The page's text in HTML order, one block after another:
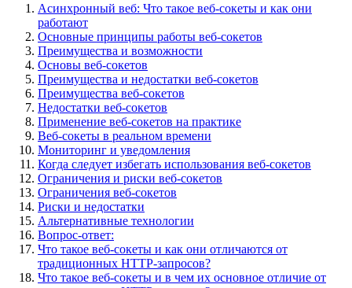
Асинхронный веб: Что такое веб-сокеты и как они
работают
Основные принципы работы веб-сокетов
Преимущества и возможности
Основы веб-сокетов
Преимущества и недостатки веб-сокетов
Преимущества веб-сокетов
Недостатки веб-сокетов
Применение веб-сокетов на практике
Веб-сокеты в реальном времени
Мониторинг и уведомления
Когда следует избегать использования веб-сокетов
Ограничения и риски веб-сокетов
Ограничения веб-сокетов
Риски и недостатки
Альтернативные технологии
Вопрос-ответ:
Что такое веб-сокеты и как они отличаются от
традиционных HTTP-запросов?
Что такое веб-сокеты и в чем их основное отличие от